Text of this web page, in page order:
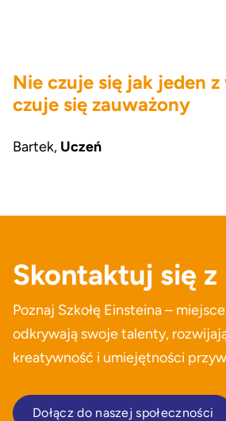
Nie czuje się jak jeden
czuje się zauważony
Bartek, Uczeń
Skontaktuj się z
Poznaj Szkołę Einsteina –
odkrywają swoje talenty,
kreatywność i umiejętności
Dołącz do naszej społeczności